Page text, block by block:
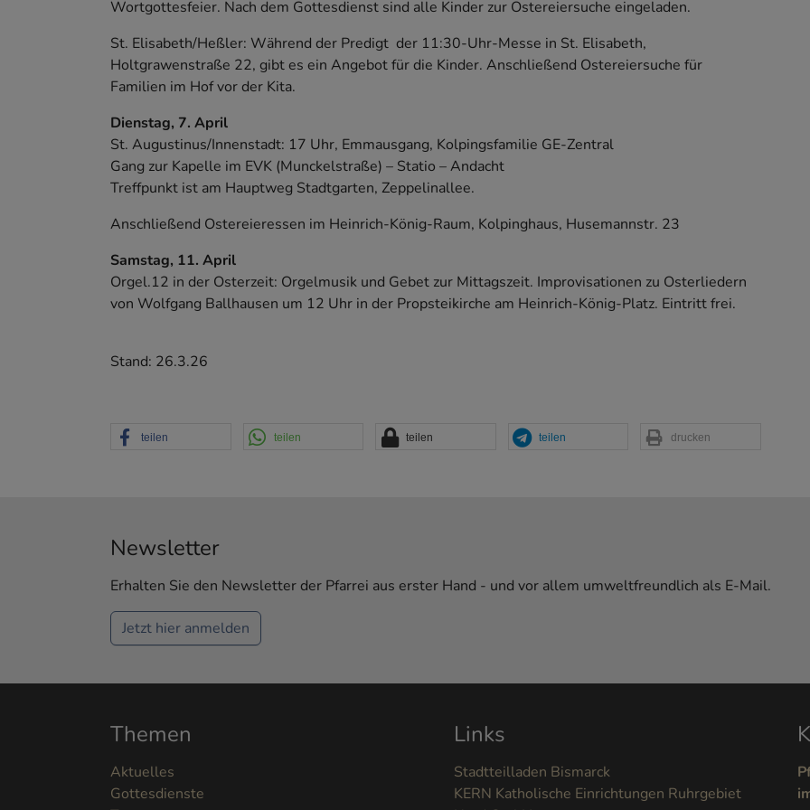
Wortgottesfeier. Nach dem Gottesdienst sind alle Kinder zur Ostereiersuche eingeladen.
St. Elisabeth/Heßler: Während der Predigt der 11:30-Uhr-Messe in St. Elisabeth,
Holtgrawenstraße 22, gibt es ein Angebot für die Kinder. Anschließend Ostereiersuche für
Familien im Hof vor der Kita.
Dienstag, 7. April
St. Augustinus/Innenstadt: 17 Uhr, Emmausgang, Kolpingsfamilie GE-Zentral
Gang zur Kapelle im EVK (Munckelstraße) – Statio – Andacht
Treffpunkt ist am Hauptweg Stadtgarten, Zeppelinallee.
Anschließend Ostereieressen im Heinrich-König-Raum, Kolpinghaus, Husemannstr. 23
Samstag, 11. April
Orgel.12 in der Osterzeit: Orgelmusik und Gebet zur Mittagszeit. Improvisationen zu Osterliedern
von Wolfgang Ballhausen um 12 Uhr in der Propsteikirche am Heinrich-König-Platz. Eintritt frei.
Stand: 26.3.26
teilen teilen teilen teilen drucken
Newsletter
Erhalten Sie den Newsletter der Pfarrei aus erster Hand - und vor allem umweltfreundlich als E-Mail.
Jetzt hier anmelden
Themen
Aktuelles
Gottesdienste
Links
Stadtteilladen Bismarck
KERN Katholische Einrichtungen Ruhrgebiet